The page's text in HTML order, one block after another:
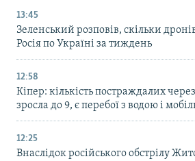
13:45
Зеленський розповів, скільки
Росія по Україні за тиждень
12:58
Кіпер: кількість постраждалих
зросла до 9, є перебої з водою і
12:25
Внаслідок російського обстрілу